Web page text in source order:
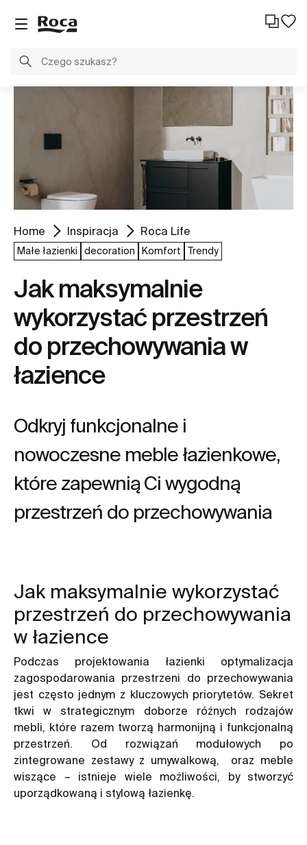
Home Inspiracja Roca Life
Małe łazienki decoration Komfort Trendy
Jak maksymalnie
wykorzystać przestrzeń
do przechowywania w
łazience
Odkryj funkcjonalne i
nowoczesne meble łazienkowe,
które zapewnią Ci wygodną
przestrzeń do przechowywania
Jak maksymalnie wykorzystać
przestrzeń do przechowywania
w łazience
Podczas projektowania łazienki optymalizacja
zagospodarowania przestrzeni do przechowywania
jest często jednym z kluczowych priorytetów. Sekret
tkwi w strategicznym doborze różnych rodzajów
mebli, które razem tworzą harmonijną i funkcjonalną
przestrzeń. Od rozwiązań modułowych po
zintegrowane zestawy z umywalkową, oraz meble
wiszące – istnieje wiele możliwości, by stworzyć
uporządkowaną i stylową łazienkę.